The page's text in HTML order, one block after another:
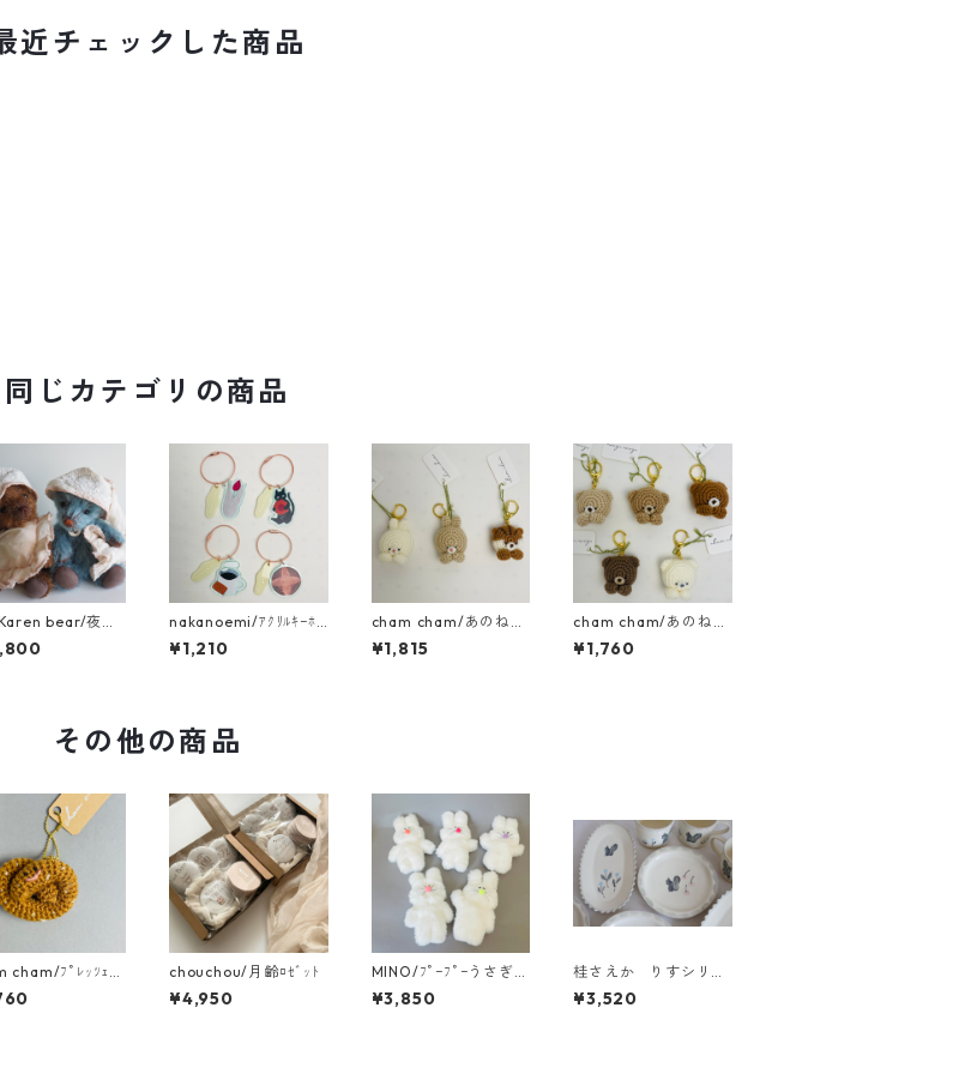
近チェックした商品
同じカテゴリの商品
bear/夜ふ
まさん
nakanoemi/ｱｸﾘﾙｷｰﾎﾙ
ﾀﾞｰ
¥1,210
cham cham/あのねｱﾆ
ﾏﾙｷｰﾎﾙﾀﾞｰ（うさぎ・
りす）
¥1,815
cham cham/あのねｱﾆ
ﾏﾙｷｰﾎﾙﾀﾞｰ（くま）
¥1,760
その他の商品
cham/ﾌﾟﾚｯﾂｪﾙｷ
ｰ
chouchou/月齢ﾛｾﾞｯﾄ
¥4,950
MINO/ﾌﾟｰﾌﾟｰうさぎさ
ん
¥3,850
桂さえか りすシリー
ズ_1
¥3,520